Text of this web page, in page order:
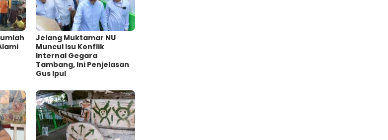
Jelang Muktamar NU
Muncul Isu Konflik
Internal Gegara
Tambang, Ini Penjelasan
Gus Ipul